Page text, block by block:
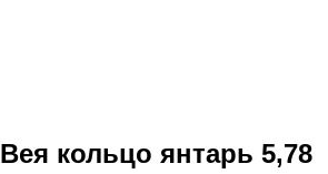
Вея кольцо янтарь 5,78